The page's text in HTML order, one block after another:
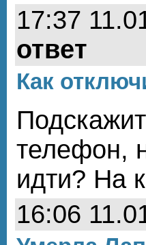
17:37
ответ
Как
телефон,
идти? На
16:06